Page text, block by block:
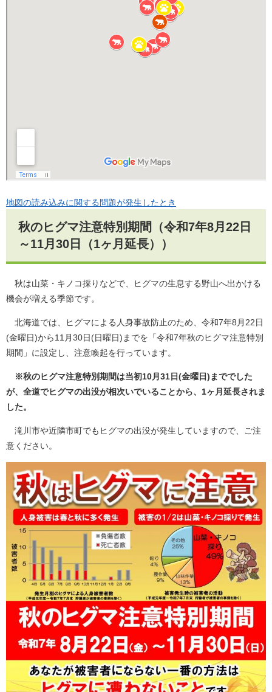
地図の読み込みに関する問題が発生したとき
秋のヒグマ注意特別期間（令和7年8月22日
～11月30日（1ヶ月延長））
秋は山菜・キノコ採りなどで、ヒグマの生息する野山へ出かける
機会が増える季節です。
北海道では、ヒグマによる人身事故防止のため、令和7年8月22日
(金曜日)から11月30日(日曜日)までを「令和7年秋のヒグマ注意特別
期間」に設定し、注意喚起を行っています。
※秋のヒグマ注意特別期間は当初10月31日(金曜日)まででした
が、全道でヒグマの出没が相次いでいることから、1ヶ月延長されま
した。
滝川市や近隣市町でもヒグマの出没が発生していますので、ご注
意ください。